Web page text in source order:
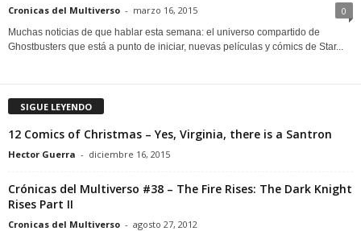
Cronicas del Multiverso - marzo 16, 2015 0
Muchas noticias de que hablar esta semana: el universo compartido de
Ghostbusters que está a punto de iniciar, nuevas películas y cómics de Star...
SIGUE LEYENDO
12 Comics of Christmas – Yes, Virginia, there is a Santron
Hector Guerra - diciembre 16, 2015
Crónicas del Multiverso #38 – The Fire Rises: The Dark Knight
Rises Part II
Cronicas del Multiverso - agosto 27, 2012